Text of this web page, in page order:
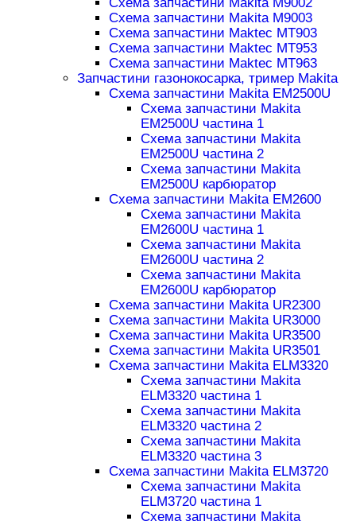
Схема запчастини Makita M9002
Схема запчастини Makita M9003
Схема запчастини Maktec MT903
Схема запчастини Maktec MT953
Схема запчастини Maktec MT963
Запчастини газонокосарка, тример Makita
Схема запчастини Makita EM2500U
Схема запчастини Makita
EM2500U частина 1
Схема запчастини Makita
EM2500U частина 2
Схема запчастини Makita
EM2500U карбюратор
Схема запчастини Makita EM2600
Схема запчастини Makita
EM2600U частина 1
Схема запчастини Makita
EM2600U частина 2
Схема запчастини Makita
EM2600U карбюратор
Схема запчастини Makita UR2300
Схема запчастини Makita UR3000
Схема запчастини Makita UR3500
Схема запчастини Makita UR3501
Схема запчастини Makita ELM3320
Схема запчастини Makita
ELM3320 частина 1
Схема запчастини Makita
ELM3320 частина 2
Схема запчастини Makita
ELM3320 частина 3
Схема запчастини Makita ELM3720
Схема запчастини Makita
ELM3720 частина 1
Схема запчастини Makita